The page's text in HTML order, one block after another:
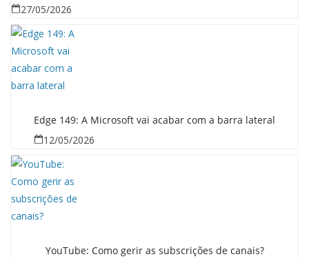
27/05/2026
Edge 149: A Microsoft vai acabar com a barra lateral
12/05/2026
YouTube: Como gerir as subscrições de canais?